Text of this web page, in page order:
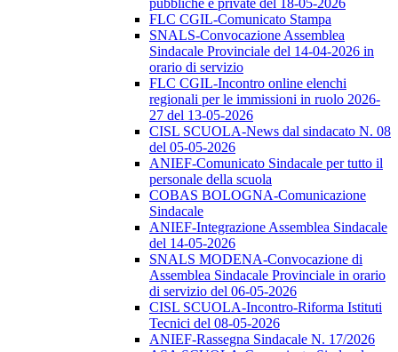
pubbliche e private del 18-05-2026
FLC CGIL-Comunicato Stampa
SNALS-Convocazione Assemblea
Sindacale Provinciale del 14-04-2026 in
orario di servizio
FLC CGIL-Incontro online elenchi
regionali per le immissioni in ruolo 2026-
27 del 13-05-2026
CISL SCUOLA-News dal sindacato N. 08
del 05-05-2026
ANIEF-Comunicato Sindacale per tutto il
personale della scuola
COBAS BOLOGNA-Comunicazione
Sindacale
ANIEF-Integrazione Assemblea Sindacale
del 14-05-2026
SNALS MODENA-Convocazione di
Assemblea Sindacale Provinciale in orario
di servizio del 06-05-2026
CISL SCUOLA-Incontro-Riforma Istituti
Tecnici del 08-05-2026
ANIEF-Rassegna Sindacale N. 17/2026